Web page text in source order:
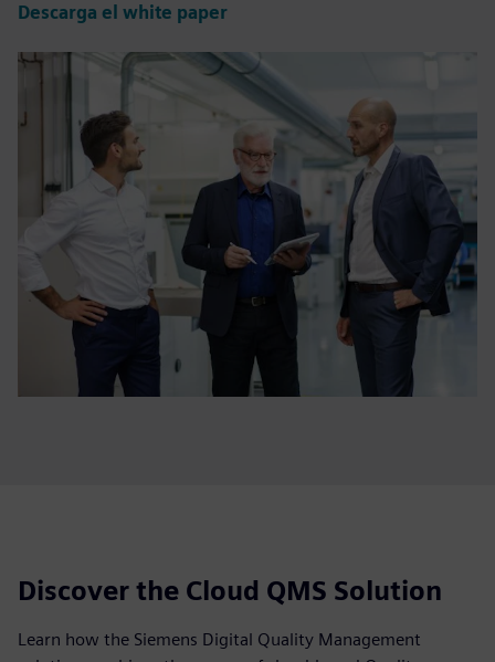
Descarga el white paper
Discover the Cloud QMS Solution
Learn how the Siemens Digital Quality Management